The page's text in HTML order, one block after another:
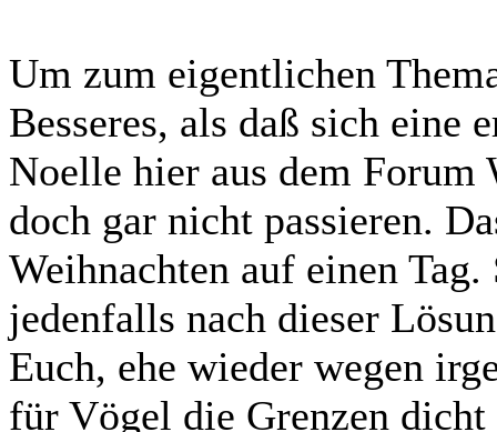
Um zum eigentlichen
Besseres, als daß sich eine
Noelle hier aus dem
doch gar nicht passieren.
Weihnachten auf einen
jedenfalls nach dieser
Euch, ehe wieder wegen
für Vögel die Grenzen dicht